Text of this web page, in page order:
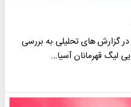
گزارش های تحلیلی به بررسی
لیگ قهرمانان آسیا…